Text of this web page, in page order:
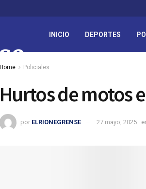
INICIO DEPORTES
Home Policiales
Hurtos de motos
por ELRIONEGRENSE 27 mayo, 2025